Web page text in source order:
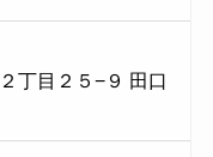
丁目２５−９ 田口